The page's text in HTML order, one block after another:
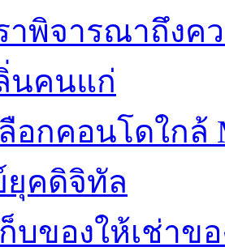
ราพิจารณาถึง
นคนแก่
ลือกคอนโดใก
ยุคดิจิทัล
บของให้เช่าข